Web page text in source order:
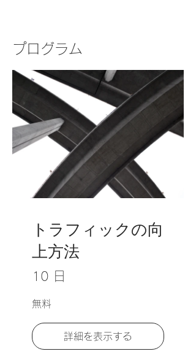
プログラム
トラフィックの向
上方法
10 日
無料
詳細を表示する